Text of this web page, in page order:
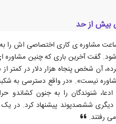
بیش از حد
مشاوره ی کاری اختصاصی اش را
گفت آخرین باری که چنین
آن شخص پنجاه هزار دلار در کمتر
نیست». «در واقع دسترسی به
شنوندگان را به جنون کشاندو
ششصدپوند پیشنهاد کرد. در
رفتند.